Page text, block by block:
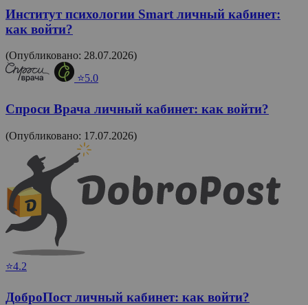
Институт психологии Smart личный кабинет:
как войти?
(Опубликовано: 28.07.2026)
⭐5.0
Спроси Врача личный кабинет: как войти?
(Опубликовано: 17.07.2026)
⭐4.2
ДоброПост личный кабинет: как войти?